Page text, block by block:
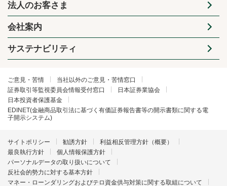
法人のお客さま
会社案内
サステナビリティ
ご意見・苦情
当社以外のご意見・苦情窓口
証券取引等監視委員会情報受付窓口
日本証券業協会
日本投資者保護基金
EDINET(金融商品取引法に基づく有価証券報告書等の開示書類に関する電
子開示システム)
サイトポリシー 勧誘方針
利益相反管理方針（概要）
最良執行方針
個人情報保護方針
パーソナルデータの取り扱いについて
反社会的勢力に対する基本方針
マネー・ローンダリングおよびテロ資金供与対策に関する取組について